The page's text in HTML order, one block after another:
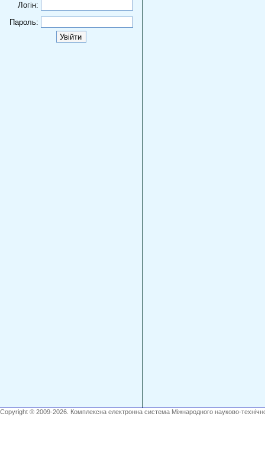
Логін:
Пароль:
Copyright ® 2009-2026. Комплексна електронна система Міжнародного науково-